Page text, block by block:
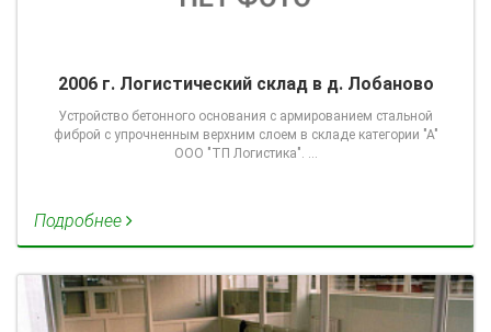
2006 г. Логистический склад в д. Лобаново
Устройство бетонного основания с армированием стальной
фиброй с упрочненным верхним слоем в складе категории "А"
ООО "ТП Логистика". …
Подробнее